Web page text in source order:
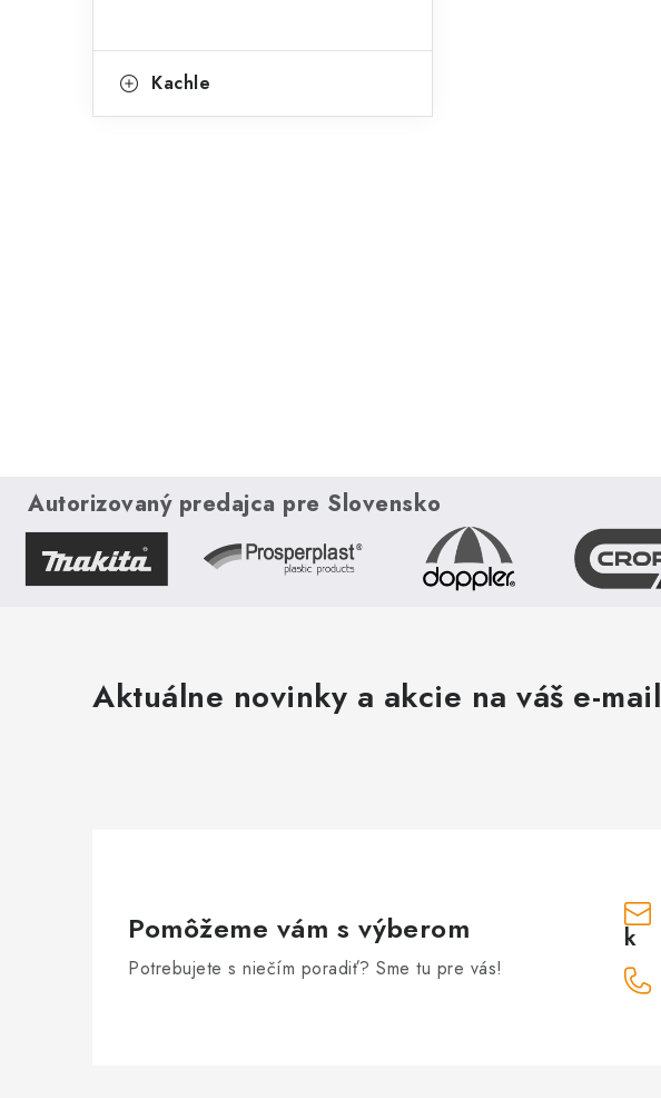
Kachle
Autorizovaný predajca pre Slovensko
Aktuálne novinky a akcie na váš e-mail
Pomôžeme vám s výberom
Potrebujete s niečím poradiť? Sme tu pre vás!
k